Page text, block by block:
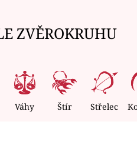
ZVĚROKRUHU
Váhy Štír Střelec